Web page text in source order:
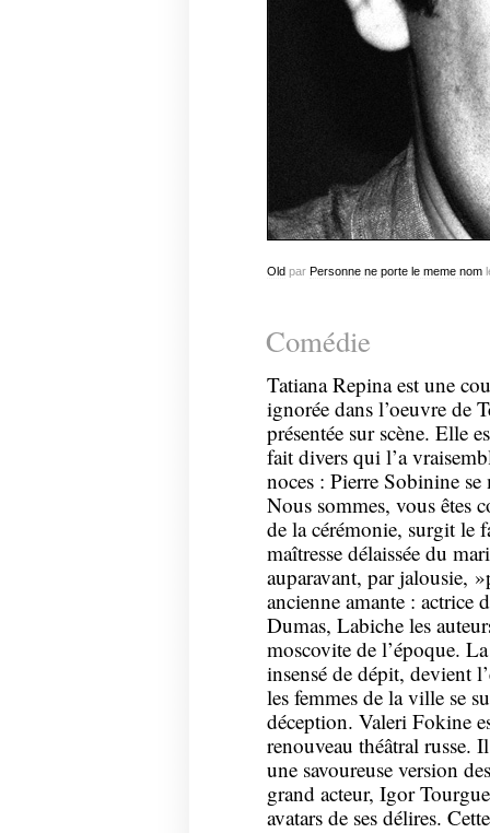
Oldpar Personne ne porte le meme nom
Comédie
Tatiana Repina est une
ignorée dans l’oeuvre de
présentée sur scène. Elle
fait divers qui l’a
noces : Pierre Sobinine
Nous sommes, vous êtes
de la cérémonie, surgit le
maîtresse délaissée du
auparavant, par jalousie,
ancienne amante : actrice
Dumas, Labiche les
moscovite de l’époque.
insensé de dépit, devient
les femmes de la ville se
déception. Valeri Fokine
renouveau théâtral russe.
une savoureuse version
grand acteur, Igor
avatars de ses délires.